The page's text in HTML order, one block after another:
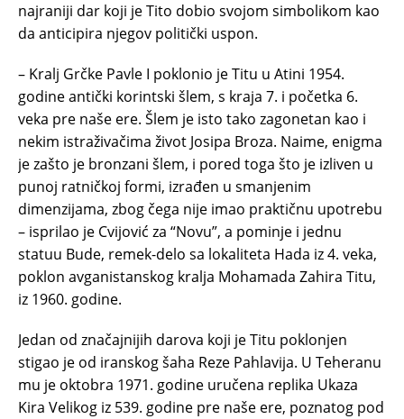
najraniji dar koji je Tito dobio svojom simbolikom kao
da anticipira njegov politički uspon.
– Kralj Grčke Pavle I poklonio je Titu u Atini 1954.
godine antički korintski šlem, s kraja 7. i početka 6.
veka pre naše ere. Šlem je isto tako zagonetan kao i
nekim istraživačima život Josipa Broza. Naime, enigma
je zašto je bronzani šlem, i pored toga što je izliven u
punoj ratničkoj formi, izrađen u smanjenim
dimenzijama, zbog čega nije imao praktičnu upotrebu
– isprilao je Cvijović za “Novu”, a pominje i jednu
statuu Bude, remek-delo sa lokaliteta Hada iz 4. veka,
poklon avganistanskog kralja Mohamada Zahira Titu,
iz 1960. godine.
Jedan od značajnijih darova koji je Titu poklonjen
stigao je od iranskog šaha Reze Pahlavija. U Teheranu
mu je oktobra 1971. godine uručena replika Ukaza
Kira Velikog iz 539. godine pre naše ere, poznatog pod